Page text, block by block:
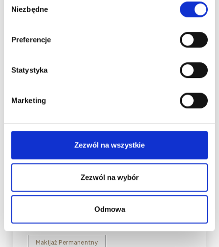
zgody
Niezbędne
Preferencje
Statystyka
Marketing
Zezwól na wszystkie
Zezwól na wybór
Odmowa
blogu
Makijaż Permanentny